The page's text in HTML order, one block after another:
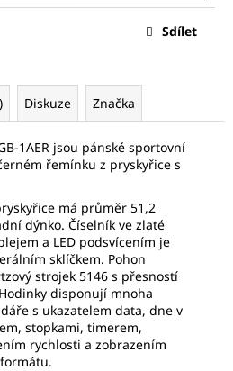
Sdílet
Diskuze Značka
1AER jsou pánské sportovní
řemínku z pryskyřice s
má průměr 51,2
dýnko. Číselník ve zlaté
a LED podsvícením je
sklíčkem. Pohon
strojek 5146 s přesností
disponují mnoha
s ukazatelem data, dne v
stopkami, timerem,
rychlosti a zobrazením